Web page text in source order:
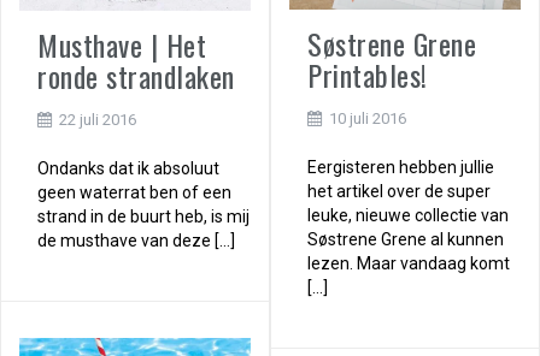
Musthave | Het
ronde strandlaken
22 juli 2016
Ondanks dat ik absoluut
geen waterrat ben of een
strand in de buurt heb, is mij
de musthave van deze […]
Søstrene Grene
Printables!
10 juli 2016
Eergisteren hebben jullie
het artikel over de super
leuke, nieuwe collectie van
Søstrene Grene al kunnen
lezen. Maar vandaag komt
[…]